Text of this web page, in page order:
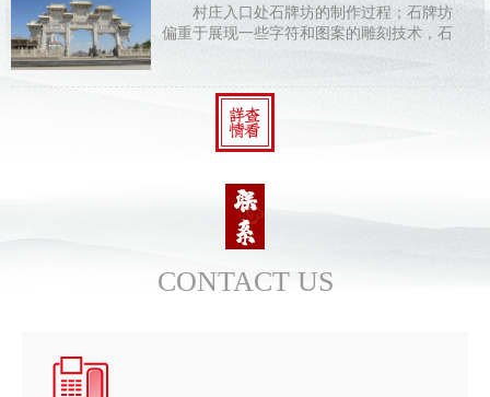
村庄入口处石牌坊的制作过程；石牌坊
偏重于展现一些字符和图案的雕刻技术，石
CONTACT US